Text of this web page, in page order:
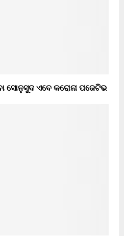
ଏବେ କରୋନା ପଜେଟିଭ